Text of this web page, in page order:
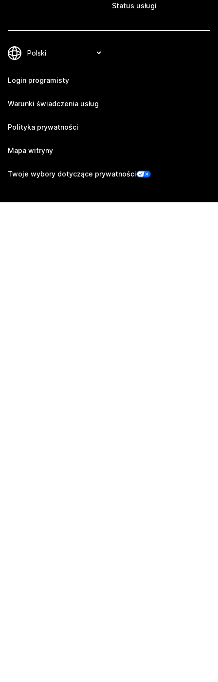
Status usługi
Login programisty
Warunki świadczenia usług
Polityka prywatności
Mapa witryny
Twoje wybory dotyczące prywatności